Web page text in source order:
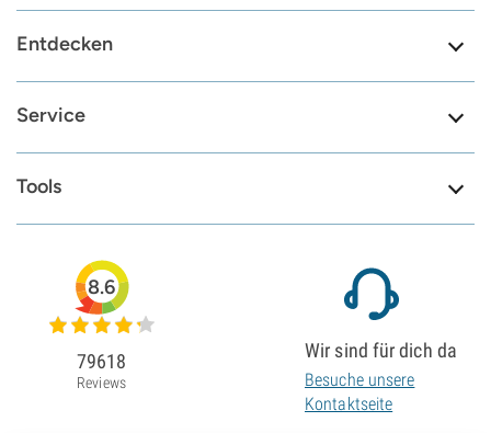
Entdecken
Service
Tools
8.6
79618
Reviews
Wir sind für dich da
Besuche unsere
Kontaktseite